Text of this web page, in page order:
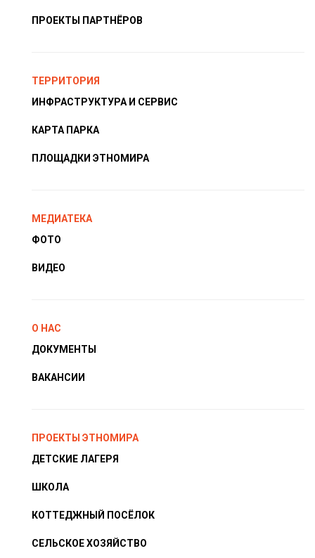
ПРОЕКТЫ ПАРТНЁРОВ
ТЕРРИТОРИЯ
ИНФРАСТРУКТУРА И СЕРВИС
КАРТА ПАРКА
ПЛОЩАДКИ ЭТНОМИРА
МЕДИАТЕКА
ФОТО
ВИДЕО
О НАС
ДОКУМЕНТЫ
ВАКАНСИИ
ПРОЕКТЫ ЭТНОМИРА
ДЕТСКИЕ ЛАГЕРЯ
ШКОЛА
КОТТЕДЖНЫЙ ПОСЁЛОК
СЕЛЬСКОЕ ХОЗЯЙСТВО